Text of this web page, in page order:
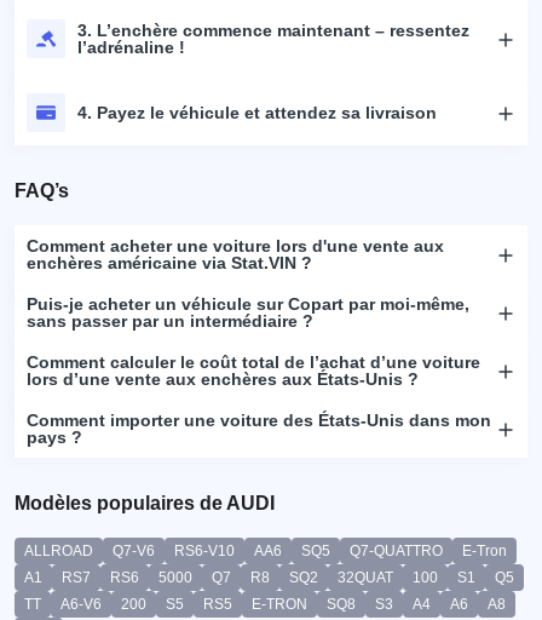
3. L’enchère commence maintenant – ressentez
l’adrénaline !
4. Payez le véhicule et attendez sa livraison
FAQ’s
Comment acheter une voiture lors d'une vente aux
enchères américaine via Stat.VIN ?
Puis-je acheter un véhicule sur Copart par moi-même,
sans passer par un intermédiaire ?
Comment calculer le coût total de l’achat d’une voiture
lors d’une vente aux enchères aux États-Unis ?
Comment importer une voiture des États-Unis dans mon
pays ?
Modèles populaires de AUDI
ALLROAD Q7-V6 RS6-V10 AA6 SQ5 Q7-QUATTRO
E-Tron
A1
RS7 RS6 5000 Q7 R8 SQ2 32QUAT 100 S1
Q5
TT
A6-V6 200 S5 RS5 E-TRON SQ8 S3 A4 A6
A8